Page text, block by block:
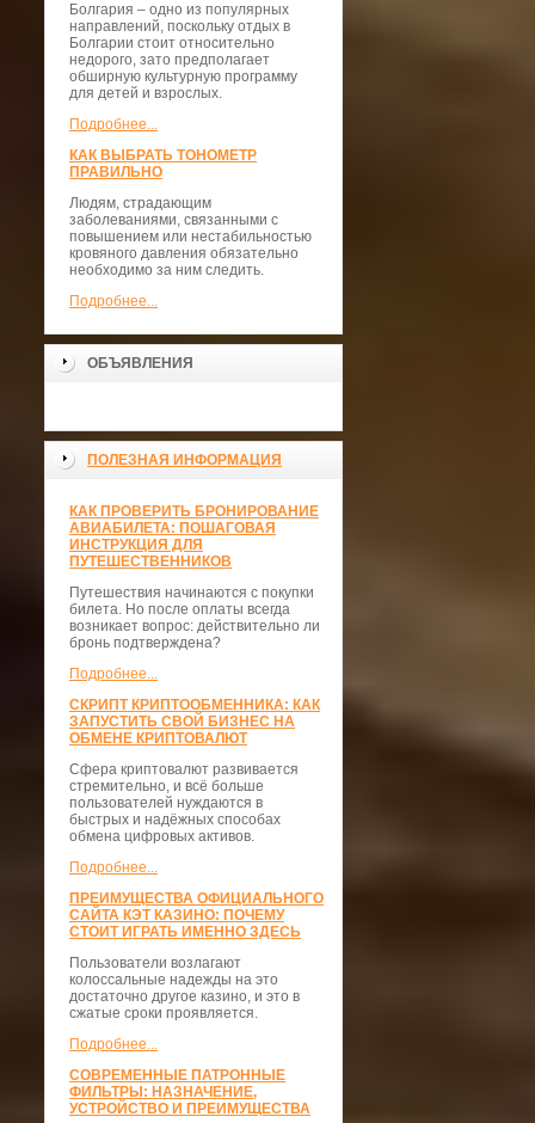
Болгария – одно из популярных
направлений, поскольку отдых в
Болгарии стоит относительно
недорого, зато предполагает
обширную культурную программу
для детей и взрослых.
Подробнее...
КАК ВЫБРАТЬ ТОНОМЕТР
ПРАВИЛЬНО
Людям, страдающим
заболеваниями, связанными с
повышением или нестабильностью
кровяного давления обязательно
необходимо за ним следить.
Подробнее...
ОБЪЯВЛЕНИЯ
ПОЛЕЗНАЯ ИНФОРМАЦИЯ
КАК ПРОВЕРИТЬ БРОНИРОВАНИЕ
АВИАБИЛЕТА: ПОШАГОВАЯ
ИНСТРУКЦИЯ ДЛЯ
ПУТЕШЕСТВЕННИКОВ
Путешествия начинаются с покупки
билета. Но после оплаты всегда
возникает вопрос: действительно ли
бронь подтверждена?
Подробнее...
СКРИПТ КРИПТООБМЕННИКА: КАК
ЗАПУСТИТЬ СВОЙ БИЗНЕС НА
ОБМЕНЕ КРИПТОВАЛЮТ
Сфера криптовалют развивается
стремительно, и всё больше
пользователей нуждаются в
быстрых и надёжных способах
обмена цифровых активов.
Подробнее...
ПРЕИМУЩЕСТВА ОФИЦИАЛЬНОГО
САЙТА КЭТ КАЗИНО: ПОЧЕМУ
СТОИТ ИГРАТЬ ИМЕННО ЗДЕСЬ
Пользователи возлагают
колоссальные надежды на это
достаточно другое казино, и это в
сжатые сроки проявляется.
Подробнее...
СОВРЕМЕННЫЕ ПАТРОННЫЕ
ФИЛЬТРЫ: НАЗНАЧЕНИЕ,
УСТРОЙСТВО И ПРЕИМУЩЕСТВА